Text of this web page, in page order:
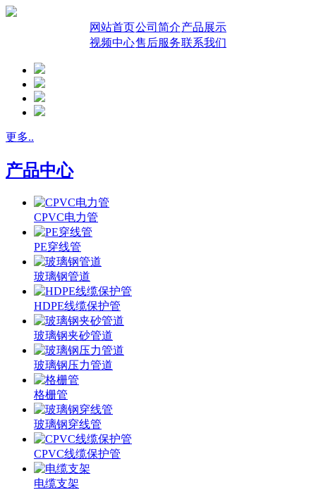
网站首页公司简介产品展示
视频中心售后服务联系我们
更多..
产品中心
CPVC电力管
PE穿线管
玻璃钢管道
HDPE线缆保护管
玻璃钢夹砂管道
玻璃钢压力管道
格栅管
玻璃钢穿线管
CPVC线缆保护管
电缆支架